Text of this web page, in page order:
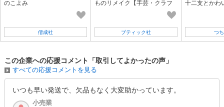
のこよみ
偕成社
ものリメイク【手芸・クラフ
ブティック社
十二支とか
つ
この企業への応援コメント「取引してよかったの声」
すべての応援コメントを見る
いつも早い発送で、欠品もなく大変助かっています。
小売業